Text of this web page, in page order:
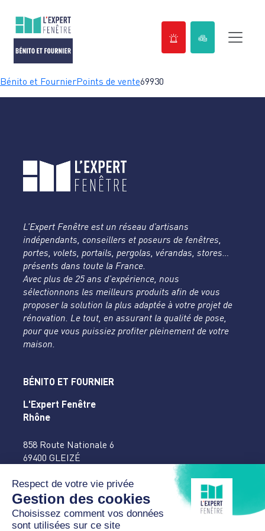
Passer
Bénito et FournierPoints de vente69930
L’Expert Fenêtre est un réseau d’artisans
indépendants, conseillers et poseurs de fenêtres,
portes, volets, portails, pergolas, vérandas, stores…
présents dans toute la France.
Avec plus de 25 ans d’expérience, nous
sélectionnons les meilleurs produits afin de vous
proposer la solution la plus adaptée à votre projet de
rénovation. Le tout, en assurant la qualité de pose,
pour que vous puissiez profiter pleinement de votre
maison.
BÉNITO ET FOURNIER
L'Expert Fenêtre
Rhône
858 Route Nationale 6
69400 GLEIZÉ
accueil@benitofournier.fr